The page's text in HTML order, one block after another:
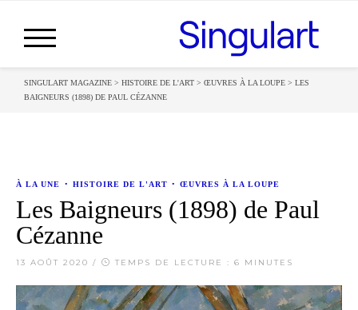
SINGULART MAGAZINE > HISTOIRE DE L'ART > ŒUVRES À LA LOUPE > LES
BAIGNEURS (1898) DE PAUL CÉZANNE
À LA UNE • HISTOIRE DE L'ART • ŒUVRES À LA LOUPE
Les Baigneurs (1898) de Paul
Cézanne
13 AOÛT 2020 / TEMPS DE LECTURE : 6 MINUTES